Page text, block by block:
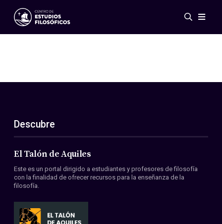
Eventos
ES
EN
Acerca de nosotros
Miembros
Convenios
Descubre
El Talón de Aquiles
Este es un portal dirigido a estudiantes y profesores de filosofía
con la finalidad de ofrecer recursos para la enseñanza de la
filosofía.